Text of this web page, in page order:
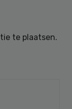
te plaatsen.